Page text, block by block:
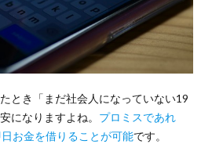
とき「まだ社会人になっていない19
になりますよね。 プロミスであれ
お金を借りることが可能です。